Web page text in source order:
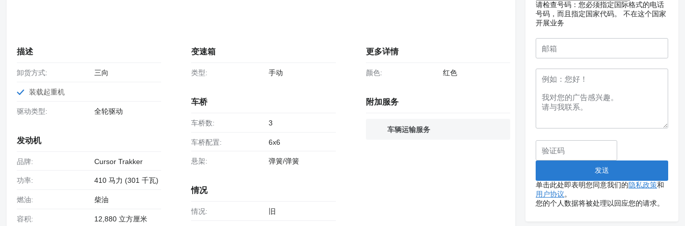
描述
卸货方式: 三向
装载起重机
驱动类型: 全轮驱动
发动机
品牌: Cursor Trakker
功率: 410 马力 (301 千瓦)
燃油: 柴油
容积: 12,880 立方厘米
变速箱
类型: 手动
车桥
车桥数: 3
车桥配置: 6x6
悬架: 弹簧/弹簧
情况
情况: 旧
更多详情
颜色: 红色
附加服务
车辆运输服务
请检查号码：您必须指定国际格式的电话
号码，而且指定国家代码。
不在这个国家
开展业务
单击此处即表明您同意我们的隐私政策和
用户协议。
您的个人数据将被处理以回应您的请求。